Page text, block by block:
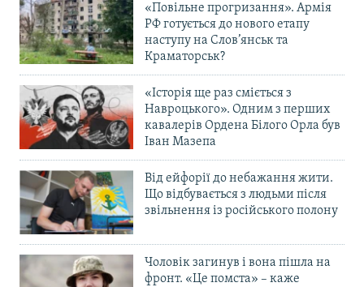
«Повільне прогризання». Армія
РФ готується до нового етапу
наступу на Слов’янськ та
Краматорськ?
«Історія ще раз сміється з
Навроцького». Одним з перших
кавалерів Ордена Білого Орла був
Іван Мазепа
Від ейфорії до небажання жити.
Що відбувається з людьми після
звільнення із російського полону
Чоловік загинув і вона пішла на
фронт. «Це помста» – каже